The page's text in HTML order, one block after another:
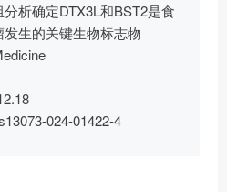
析确定DTX3L和BST2是食
生的关键生物标志物
024-01422-4